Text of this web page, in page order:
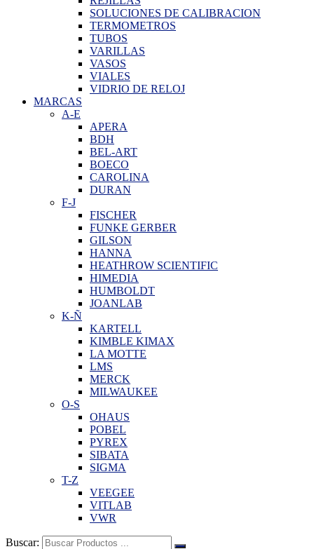
SOLUCIONES DE CALIBRACION
TERMOMETROS
TUBOS
VARILLAS
VASOS
VIALES
VIDRIO DE RELOJ
MARCAS
A-E
APERA
BDH
BEL-ART
BOECO
CAROLINA
DURAN
F-J
FISCHER
FUNKE GERBER
GILSON
HANNA
HEATHROW SCIENTIFIC
HIMEDIA
HUMBOLDT
JOANLAB
K-Ñ
KARTELL
KIMBLE KIMAX
LA MOTTE
LMS
MERCK
MILWAUKEE
O-S
OHAUS
POBEL
PYREX
SIBATA
SIGMA
T-Z
VEEGEE
VITLAB
VWR
Buscar: